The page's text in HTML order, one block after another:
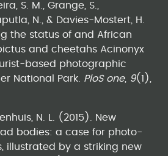
S. M., Grange, S.,
N., & Davies-Mostert, H.
the status of and African
and cheetahs Acinonyx
based photographic
National Park. PloS one, 9(1),
N. L. (2015). New
bodies: a case for photo-
illustrated by a striking new